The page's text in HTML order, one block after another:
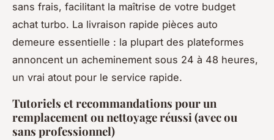
sans frais, facilitant la maîtrise de votre budget
achat turbo. La livraison rapide pièces auto
demeure essentielle : la plupart des plateformes
annoncent un acheminement sous 24 à 48 heures,
un vrai atout pour le service rapide.
Tutoriels et recommandations pour un
remplacement ou nettoyage réussi (avec ou
sans professionnel)